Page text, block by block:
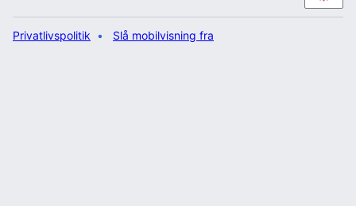
Privatlivspolitik Slå mobilvisning fra